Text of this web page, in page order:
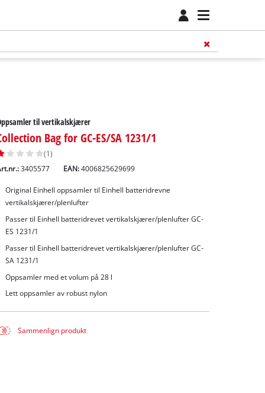
til vertikalskjærer
Bag for GC-ES/SA 1231/1
(1)
3405577 EAN:4006825629699
Original Einhell oppsamler til Einhell batteridrevne
vertikalskjærer/plenlufter
Passer til Einhell batteridrevet vertikalskjærer/plenlufter GC-
ES 1231/1
Passer til Einhell batteridrevet vertikalskjærer/plenlufter GC-
SA 1231/1
Oppsamler med et volum på 28 l
Lett oppsamler av robust nylon
Sammenlign produkt